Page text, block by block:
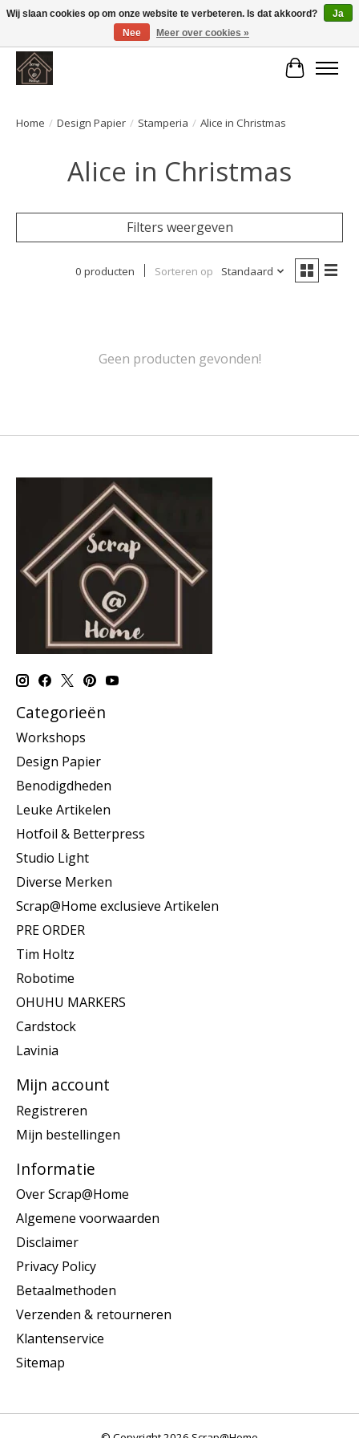
Large selection of products and fast shipping!
Home / Design Papier / Stamperia / Alice in Christmas
Alice in Christmas
Filters weergeven
0 producten Sorteren op Standaard
Geen producten gevonden!
Categorieën
Workshops
Design Papier
Benodigdheden
Leuke Artikelen
Hotfoil & Betterpress
Studio Light
Diverse Merken
Scrap@Home exclusieve Artikelen
PRE ORDER
Tim Holtz
Robotime
OHUHU MARKERS
Cardstock
Lavinia
Mijn account
Registreren
Mijn bestellingen
Informatie
Over Scrap@Home
Algemene voorwaarden
Disclaimer
Privacy Policy
Betaalmethoden
Verzenden & retourneren
Klantenservice
Sitemap
Wij slaan cookies op om onze website te verbeteren. Is dat akkoord?
Ja
Nee
Meer over cookies »